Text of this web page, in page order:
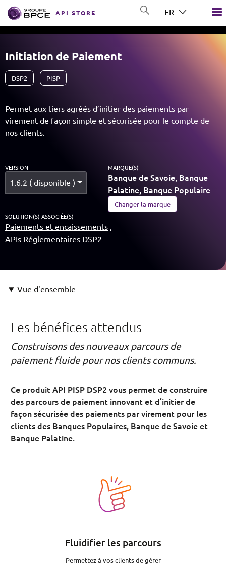
Aller au contenu principal
GROUP BPCE
API STORE FR
Initiation de Paiement
DSP2 PISP
Permet aux tiers agréés d’initier des paiements par
virement de façon simple et sécurisée pour le compte de
nos clients.
VERSION
1.6.2 ( disponible )
MARQUE(S)
Banque de Savoie, Banque
Palatine, Banque Populaire
Changer la marque
SOLUTION(S) ASSOCIÉE(S)
Paiements et encaissements
APIs Réglementaires DSP2
Vue d'ensemble
Les bénéfices attendus
Construisons des nouveaux parcours de
paiement fluide pour nos clients communs.
Ce produit API PISP DSP2 vous permet de construire
des parcours de paiement innovant et d’initier de
façon sécurisée des paiements par virement pour les
clients des Banques Populaires, Banque de Savoie et
Banque Palatine.
Image
Fluidifier les parcours
Permettez à vos clients de gérer